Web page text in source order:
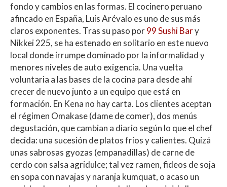
fondo y cambios en las formas. El cocinero peruano
afincado en España, Luis Arévalo es uno de sus más
claros exponentes. Tras su paso por99 Sushi Bary
Nikkei 225, se ha estenado en solitario en este nuevo
local donde irrumpe dominado por la informalidad y
menores niveles de auto exigencia. Una vuelta
voluntaria a las bases de la cocina para desde ahí
crecer de nuevo junto a un equipo que está en
formación. En Kena no hay carta. Los clientes aceptan
el régimen Omakase (dame de comer), dos menús
degustación, que cambian a diario según lo que el chef
decida: una sucesión de platos fríos y calientes. Quizá
unas sabrosas gyozas (empanadillas) de carne de
cerdo con salsa agridulce; tal vez ramen, fideos de soja
en sopa con navajas y naranja kumquat, o acaso un